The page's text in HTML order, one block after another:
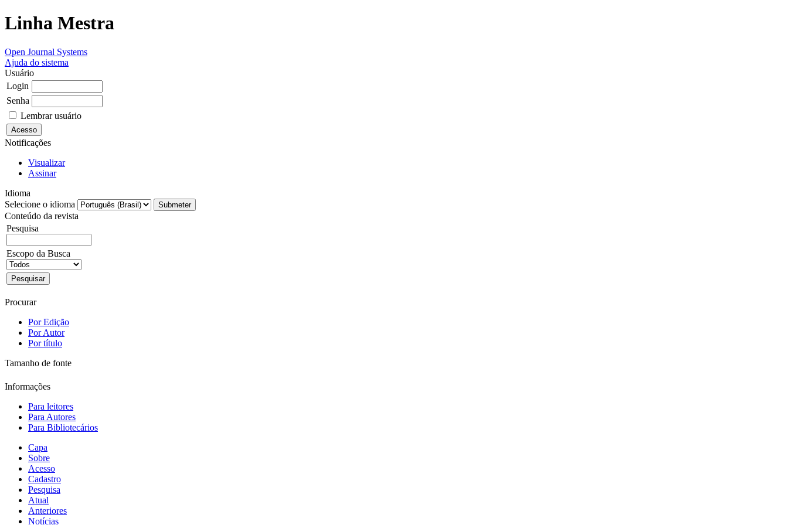
Linha Mestra
Open Journal Systems
Ajuda do sistema
Usuário
Login
Senha
Lembrar usuário
Notificações
Visualizar
Assinar
Idioma
Selecione o idioma
Conteúdo da revista
Pesquisa
Escopo da Busca
Procurar
Por Edição
Por Autor
Por título
Tamanho de fonte
Informações
Para leitores
Para Autores
Para Bibliotecários
Capa
Sobre
Acesso
Cadastro
Pesquisa
Atual
Anteriores
Notícias